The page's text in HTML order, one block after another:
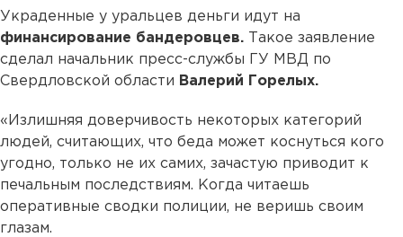
Украденные у уральцев деньги идут на
финансирование бандеровцев. Такое заявление
сделал начальник пресс-службы ГУ МВД по
Свердловской области Валерий Горелых.
«Излишняя доверчивость некоторых категорий
людей, считающих, что беда может коснуться кого
угодно, только не их самих, зачастую приводит к
печальным последствиям. Когда читаешь
оперативные сводки полиции, не веришь своим
глазам.